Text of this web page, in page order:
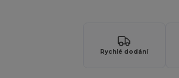
Rychlé dodání